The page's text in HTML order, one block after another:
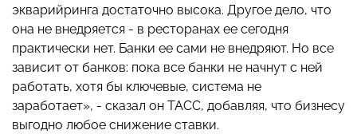
экварийринга достаточно высока. Другое дело, что
она не внедряется - в ресторанах ее сегодня
практически нет. Банки ее сами не внедряют. Но все
зависит от банков: пока все банки не начнут с ней
работать, хотя бы ключевые, система не
заработает», - сказал он ТАСС, добавляя, что бизнесу
выгодно любое снижение ставки.